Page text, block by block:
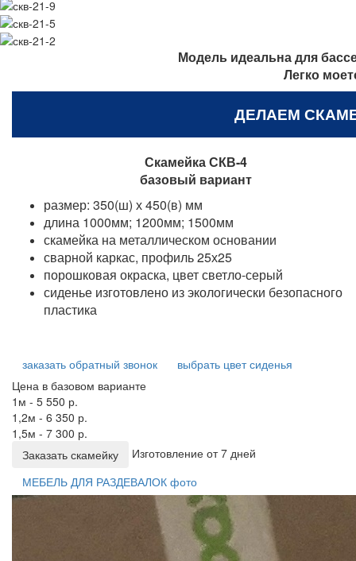
Модель идеальна для
Легко
ДЕЛАЕМ
Скамейка СКВ-4
базовый вариант
размер: 350(ш) х 450(в) мм
длина 1000мм; 1200мм; 1500мм
скамейка на металлическом основании
сварной каркас, профиль 25х25
порошковая окраска, цвет светло-серый
сиденье изготовлено из экологически безопасного
пластика
заказать обратный звонок
выбрать цвет сиденья
Цена в базовом варианте
1м - 5 550 р.
1,2м - 6 350 р.
1,5м - 7 300 р.
Заказать скамейку
Изготовление от 7 дней
МЕБЕЛЬ ДЛЯ РАЗДЕВАЛОК фото